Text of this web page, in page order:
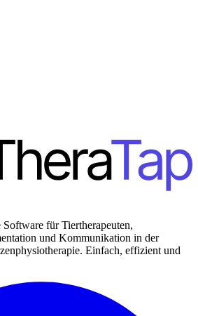
für Tiertherapeuten,
und Kommunikation in der
Einfach, effizient und